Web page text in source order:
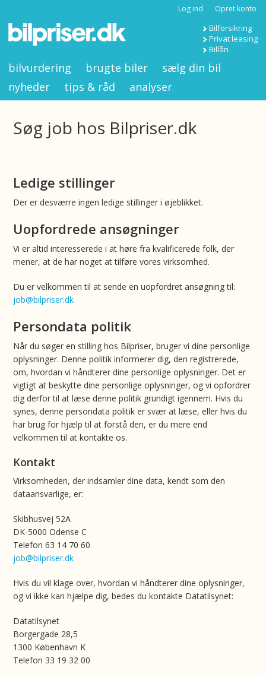
Log ind Opret konto
Bilforsikring
Privat leasing
Billån
bilvurdering brugte biler
sælg din bil
nyheder
tips & råd analyser
Søg job hos Bilpriser.dk
Ledige stillinger
Der er desværre ingen ledige stillinger i øjeblikket.
Uopfordrede ansøgninger
Vi er altid interesserede i at høre fra kvalificerede folk, der
mener, at de har noget at tilføre vores virksomhed.
Du er velkommen til at sende en uopfordret ansøgning til:
job@bilpriser.dk
Persondata politik
Når du søger en stilling hos Bilpriser, bruger vi dine personlige
oplysninger. Denne politik informerer dig, den registrerede,
om, hvordan vi håndterer dine personlige oplysninger. Det er
vigtigt at beskytte dine personlige oplysninger, og vi opfordrer
dig derfor til at læse denne politik grundigt igennem. Hvis du
synes, denne persondata politik er svær at læse, eller hvis du
har brug for hjælp til at forstå den, er du mere end
velkommen til at kontakte os.
Kontakt
Virksomheden, der indsamler dine data, kendt som den
dataansvarlige, er:
Skibhusvej 52A
DK-5000 Odense C
Telefon 63 14 70 60
job@bilpriser.dk
Hvis du vil klage over, hvordan vi håndterer dine oplysninger,
og vi ikke kan hjælpe dig, bedes du kontakte Datatilsynet:
Datatilsynet
Borgergade 28,5
1300 København K
Telefon 33 19 32 00